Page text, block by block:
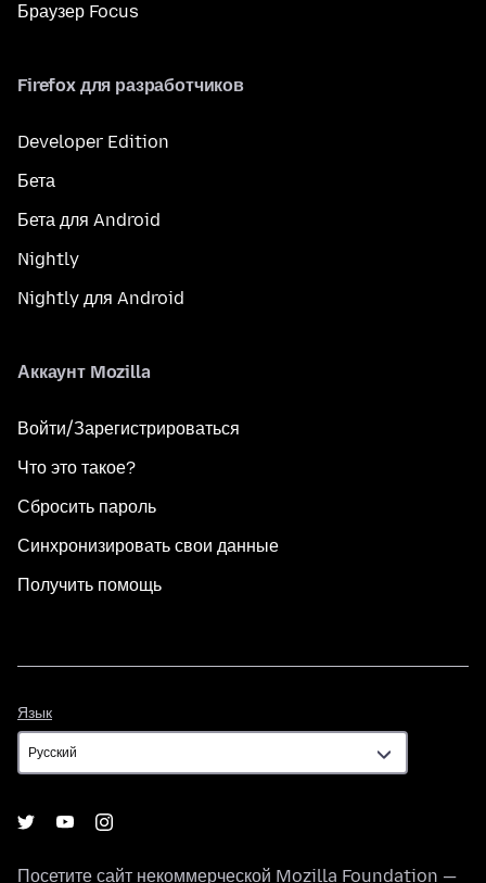
Браузер Focus
Firefox для разработчиков
Developer Edition
Бета
Бета для Android
Nightly
Nightly для Android
Аккаунт Mozilla
Войти/Зарегистрироваться
Что это такое?
Сбросить пароль
Синхронизировать свои данные
Получить помощь
Язык
Посетите сайт некоммерческой Mozilla Foundation —